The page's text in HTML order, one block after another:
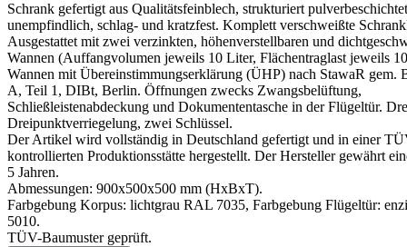
Schrank gefertigt aus Qualitätsfeinblech, strukturiert
unempfindlich, schlag- und kratzfest. Komplett verschweißte
Ausgestattet mit zwei verzinkten, höhenverstellbaren und
Wannen (Auffangvolumen jeweils 10 Liter, Flächentraglast jeweils
Wannen mit Übereinstimmungserklärung (ÜHP) nach StawaR gem.
A, Teil 1, DIBt, Berlin. Öffnungen zwecks Zwangsbelüftung,
Schließleistenabdeckung und Dokumententasche in der Flügeltür.
Dreipunktverriegelung, zwei Schlüssel.
Der Artikel wird vollständig in Deutschland gefertigt und in einer
kontrollierten Produktionsstätte hergestellt. Der Hersteller gewährt
5 Jahren.
Abmessungen: 900x500x500 mm (HxBxT).
Farbgebung Korpus: lichtgrau RAL 7035, Farbgebung Flügeltür:
5010.
TÜV-Baumuster geprüft.